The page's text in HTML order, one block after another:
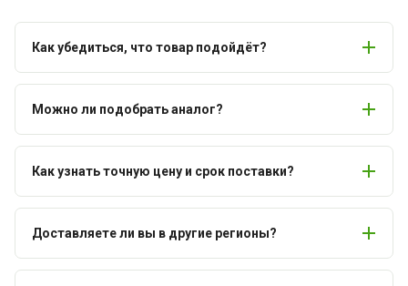
Как убедиться, что товар подойдёт?
Можно ли подобрать аналог?
Как узнать точную цену и срок поставки?
Доставляете ли вы в другие регионы?